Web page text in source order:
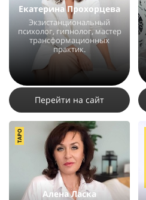
Екатерина Прохорцева
Экзистанциональный
психолог, гипнолог, мастер
трансформационных
практик.
Перейти на сайт
Алена Ласка
ТАРО